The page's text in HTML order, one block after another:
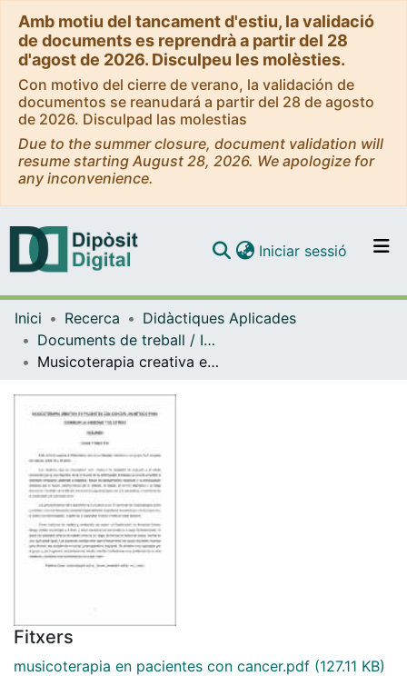
Amb motiu del tancament d'estiu, la validació
de documents es reprendrà a partir del 28
d'agost de 2026. Disculpeu les molèsties.
Con motivo del cierre de verano, la validación de
documentos se reanudará a partir del 28 de agosto
de 2026. Disculpad las molestias
Due to the summer closure, document validation will
resume starting August 28, 2026. We apologize for
any inconvenience.
Navega per tot el DD
Iniciar sessió (current)
Inici Recerca
Didàctiques Aplicades
Documents de treball / Informes (Didàctiques Aplicades)
Musicoterapia creativa en pacientes con càncer: un método para disminuir la ansiedad y el estrés
Fitxers
musicoterapia en pacientes con cancer.pdf (127.11 KB)